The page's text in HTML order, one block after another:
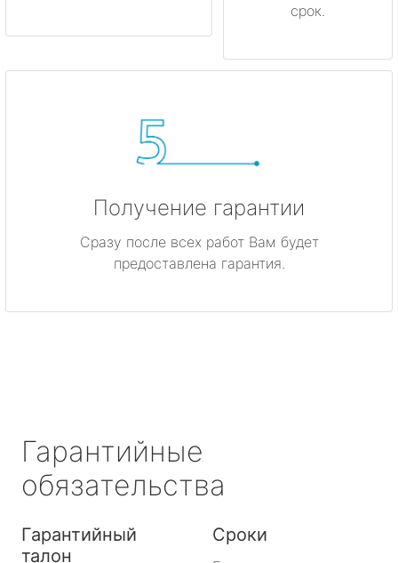
срок.
Получение гарантии
Сразу после всех работ Вам будет
предоставлена гарантия.
Гарантийные
обязательства
Гарантийный
талон
Сроки